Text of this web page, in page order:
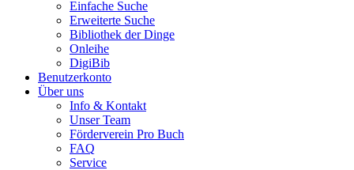
Einfache Suche
Erweiterte Suche
Bibliothek der Dinge
Onleihe
DigiBib
Benutzerkonto
Über uns
Info & Kontakt
Unser Team
Förderverein Pro Buch
FAQ
Service